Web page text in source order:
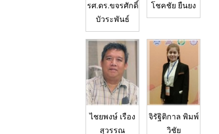
โชคชัย ยืนยง
รศ.ดร.ขจรศักดิ์
บัวระพันธ์
จิรัฐิติกาล พิมพ์
วิชัย
ไชยพงษ์ เรือง
สุวรรณ